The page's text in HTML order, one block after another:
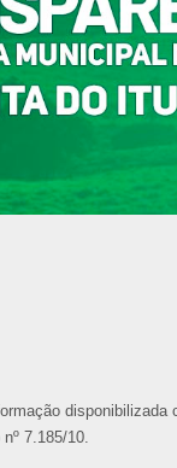
disponibilizada
7.185/10.